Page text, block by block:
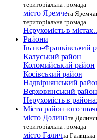
територіальна громада
місто Яремчета
територіальна громада
Нерухомість в
Райони
Івано-Франківський
Калуський район
Коломийський район
Косівський район
Надвірнянський
Верховинський район
Нерухомість в
Міста районного
місто Долината
територіальна громада
місто Галичта Галицька